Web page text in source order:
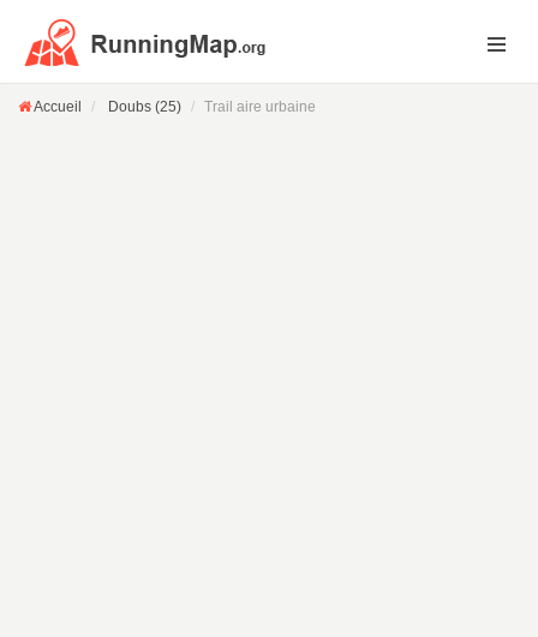
Accueil Doubs (25) Trail aire urbaine